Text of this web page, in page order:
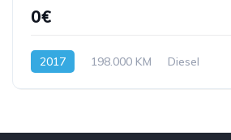
0€
2017 198.000 KM Diesel